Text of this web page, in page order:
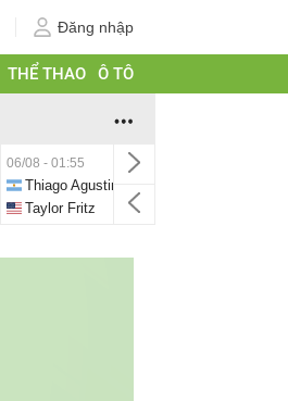
Đăng nhập
THỂ THAO Ô TÔ
06/08 - 01:55 Rogers Cup
Thiago Agustin Tirante
Taylor Fritz